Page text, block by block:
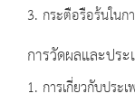
3. กระตือรือร้นในก
การวัดผลและปร
1. การเกี่ยวกับประ